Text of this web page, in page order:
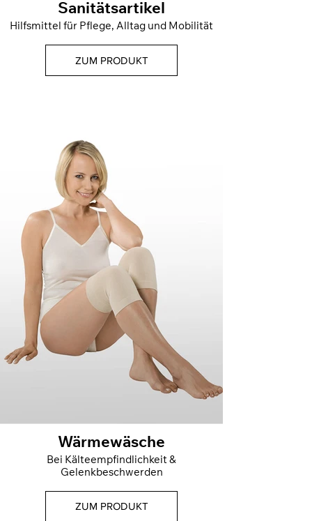
Sanitätsartikel
Hilfsmittel für Pflege, Alltag und Mobilität
ZUM PRODUKT
Wärmewäsche
Bei Kälteempfindlichkeit &
Gelenkbeschwerden
ZUM PRODUKT